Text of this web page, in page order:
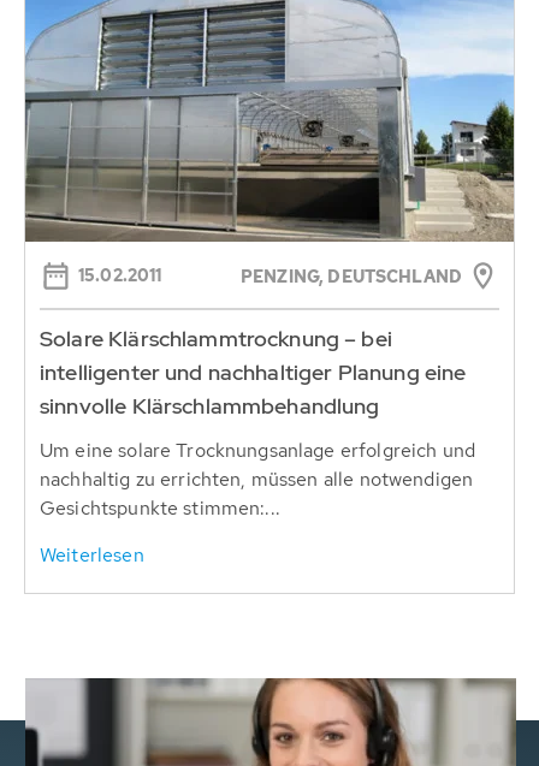
15.02.2011 PENZING, DEUTSCHLAND
Solare Klärschlammtrocknung – bei
intelligenter und nachhaltiger Planung eine
sinnvolle Klärschlammbehandlung
Um eine solare Trocknungsanlage erfolgreich und
nachhaltig zu errichten, müssen alle notwendigen
Gesichtspunkte stimmen:...
Weiterlesen